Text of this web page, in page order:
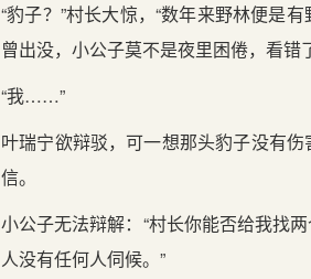
“豹子？”村长大惊，“数年来野林便是
曾出没，小公子莫不是夜里困倦，看错
“我……”
叶瑞宁欲辩驳，可一想那头豹子没有
信。
小公子无法辩解：“村长你能否给我找
人没有任何人伺候。”